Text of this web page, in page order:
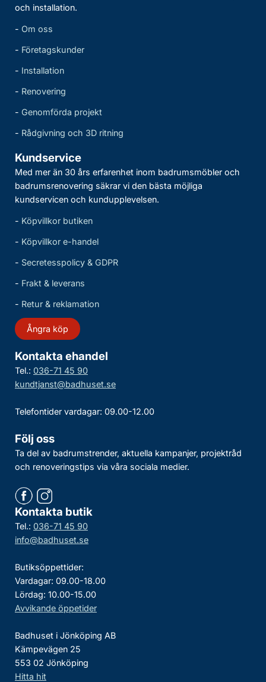
och installation.
- Om oss
- Företagskunder
- Installation
- Renovering
- Genomförda projekt
- Rådgivning och 3D ritning
Kundservice
Med mer än 30 års erfarenhet inom badrumsmöbler och
badrumsrenovering säkrar vi den bästa möjliga
kundservicen och kundupplevelsen.
- Köpvillkor butiken
- Köpvillkor e-handel
- Secretesspolicy & GDPR
- Frakt & leverans
- Retur & reklamation
Ångra köp
Kontakta ehandel
Tel.: 036-71 45 90
kundtjanst@badhuset.se
Telefontider vardagar: 09.00-12.00
Följ oss
Ta del av badrumstrender, aktuella kampanjer, projektråd
och renoveringstips via våra sociala medier.
Kontakta butik
Tel.: 036-71 45 90
info@badhuset.se
Butiksöppettider:
Vardagar: 09.00-18.00
Lördag: 10.00-15.00
Avvikande öppetider
Badhuset i Jönköping AB
Kämpevägen 25
553 02 Jönköping
Hitta hit